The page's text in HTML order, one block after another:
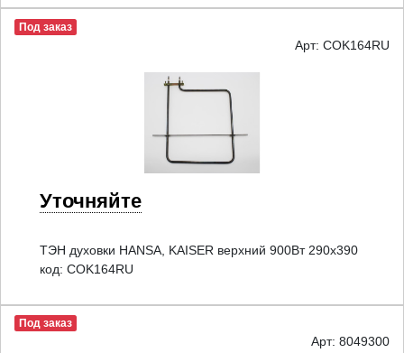
Под заказ
Арт: COK164RU
Уточняйте
ТЭН духовки HANSA, KAISER верхний 900Вт 290х390
код: COK164RU
Под заказ
Арт: 8049300